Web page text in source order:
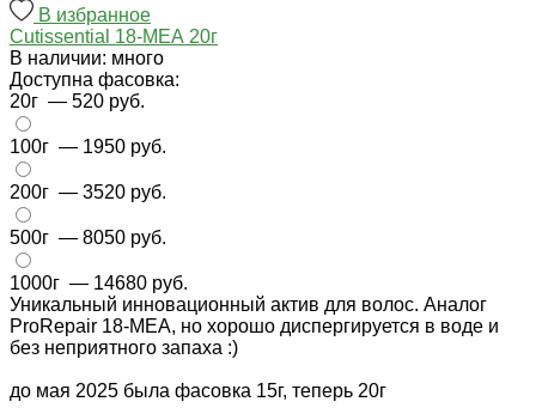
В избранное
Cutissential 18-МЕА 20г
В наличии: много
Доступна фасовка:
20г — 520 руб.
100г — 1950 руб.
200г — 3520 руб.
500г — 8050 руб.
1000г — 14680 руб.
Уникальный инновационный актив для волос. Аналог
ProRepair 18-MEA, но хорошо диспергируется в воде и
без неприятного запаха :)
до мая 2025 была фасовка 15г, теперь 20г